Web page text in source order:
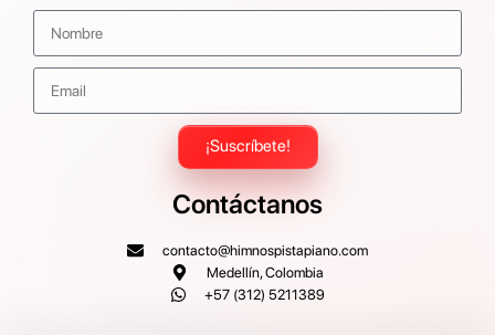
¡Suscríbete!
Contáctanos
contacto@himnospistapiano.com
Medellín, Colombia
+57 (312) 5211389